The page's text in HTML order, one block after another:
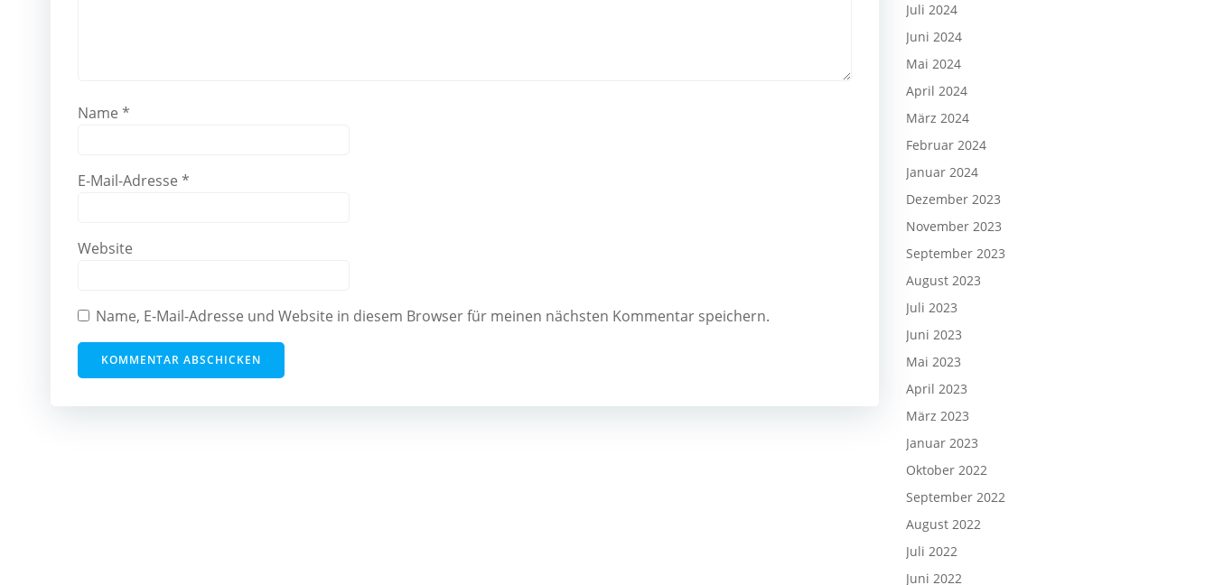
Name *
E-Mail-Adresse *
Website
Name, E-Mail-Adresse und Website in diesem Browser für meinen nächsten Kommentar speichern.
Juli 2024
Juni 2024
Mai 2024
April 2024
März 2024
Februar 2024
Januar 2024
Dezember 2023
November 2023
September 2023
August 2023
Juli 2023
Juni 2023
Mai 2023
April 2023
März 2023
Januar 2023
Oktober 2022
September 2022
August 2022
Juli 2022
Juni 2022